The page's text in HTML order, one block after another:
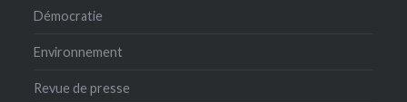
Démocratie
Environnement
Revue de presse